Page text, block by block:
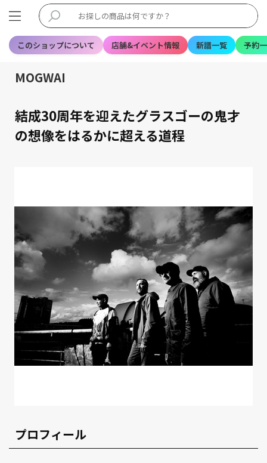
このショップについて 店舗&イベント情報 新譜一覧 予約
MOGWAI
結成30周年を迎えたグラスゴーの鬼才
の想像をはるかに超える道程
プロフィール